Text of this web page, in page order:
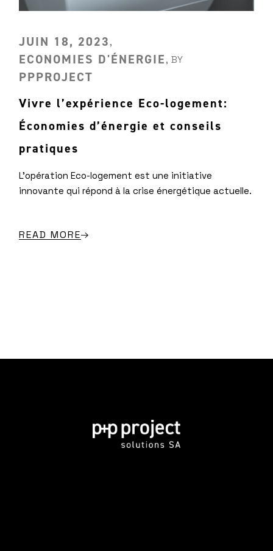
JUIN 18, 2023
ECONOMIES D'ÉNERGIE BY
PPPROJECT
Vivre l’expérience Eco-logement:
Économies d’énergie et conseils
pratiques
L'opération Eco-logement est une initiative
innovante qui répond à la crise énergétique actuelle.
READ MORE